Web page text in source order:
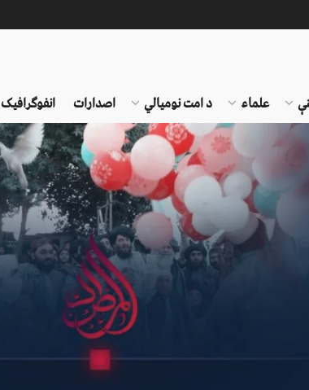
علماء د امت نومیالي اصدارات انفوګرافیک